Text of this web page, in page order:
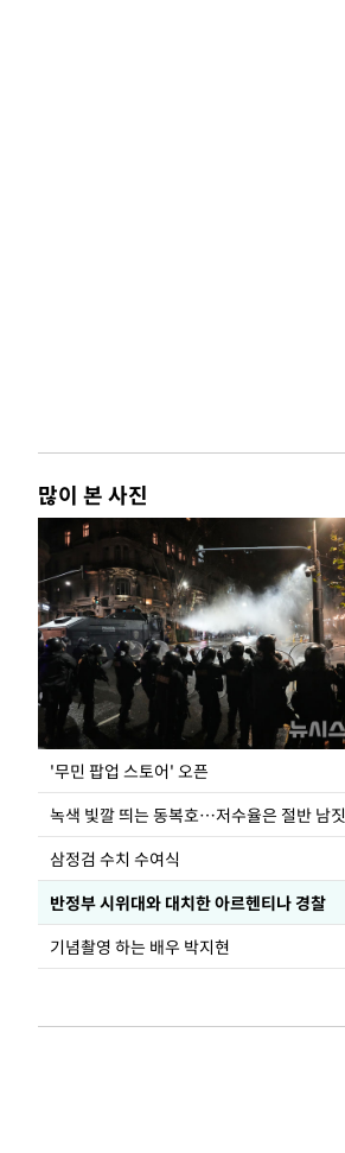
많이 본 사진
'무민 팝업 스토어' 오픈
녹색 빛깔 띄는 동복호…저수율은 절반 남짓
삼정검 수치 수여식
반정부 시위대와 대치한 아르헨티나 경찰
기념촬영 하는 배우 박지현